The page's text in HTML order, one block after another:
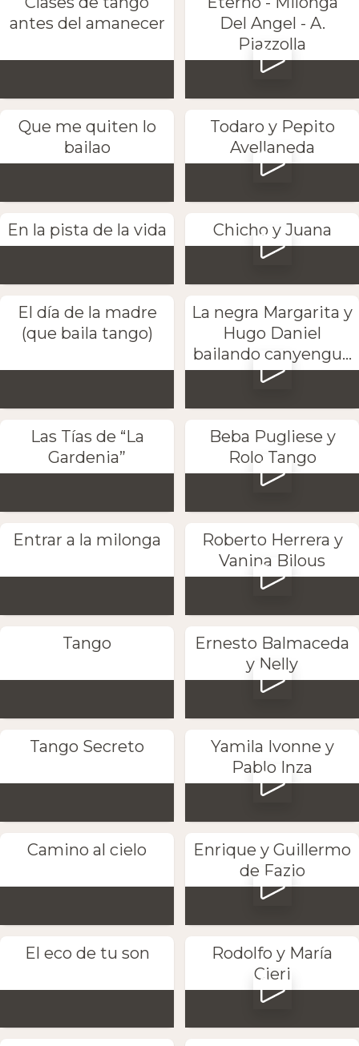
antes del amanecer
Del Angel - A.
Piazzolla
Que me quiten lo
bailao
Todaro y Pepito
Avellaneda
En la pista de la vida Chicho y Juana
El día de la madre
(que baila tango)
La negra Margarita y
Hugo Daniel
bailando canyengu...
Las Tías de “La
Gardenia”
Beba Pugliese y
Rolo Tango
Entrar a la milonga
Roberto Herrera y
Vanina Bilous
Tango
Ernesto Balmaceda
y Nelly
Tango Secreto
Yamila Ivonne y
Pablo Inza
Camino al cielo
Enrique y Guillermo
de Fazio
El eco de tu son
Rodolfo y María
Cieri